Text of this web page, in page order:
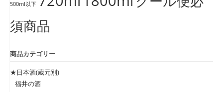
500ml以下
須商品
商品カテゴリー
★日本酒(蔵元別)
福井の酒